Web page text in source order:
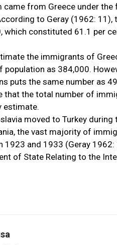
from Greece under
to Geray (1962:
which constituted 61.1 per
the immigrants of
as 384,000.
puts the same number as
that the total number of
estimate.
moved to Turkey
the vast majority of
1923 and 1933 (Geray 1962:
of State Relating to the